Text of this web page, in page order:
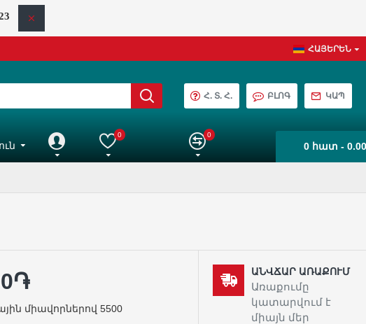
ՀԱՅԵՐԵՆ
Հ. Տ. Հ. ԲԼՈԳ ԿԱՊ
Հաշիվ Իմ ընտրանին
0
Ապրանքների Համեմատում
0
0 հատ -
միավորներով 5500
ԱՆՎՃԱՐ ԱՌԱՔՈՒՄ
Առաքումը
կատարվում է
միայն մեր